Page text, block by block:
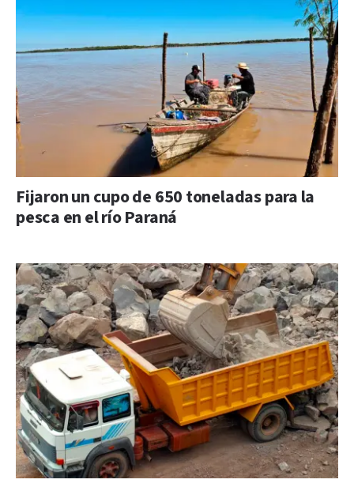
Fijaron un cupo de 650 toneladas para la
pesca en el río Paraná